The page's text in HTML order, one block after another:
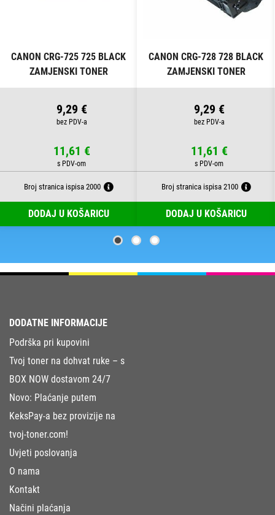
CANON CRG-725 725 BLACK
ZAMJENSKI TONER
9,29 €
11,61 €
Broj stranica ispisa 2000
DODAJ U KOŠARICU
CANON CRG-728 728 BLACK
ZAMJENSKI TONER
9,29 €
11,61 €
Broj stranica ispisa 2100
DODAJ U KOŠARICU
DODATNE INFORMACIJE
Podrška pri kupovini
Tvoj toner na dohvat ruke – s
BOX NOW dostavom 24/7
Novo: Plaćanje putem
KeksPay-a bez provizije na
tvoj-toner.com!
Uvjeti poslovanja
O nama
Kontakt
Načini plaćanja